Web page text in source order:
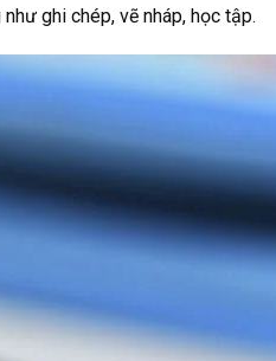
ghi chép, vẽ nháp, học tập.